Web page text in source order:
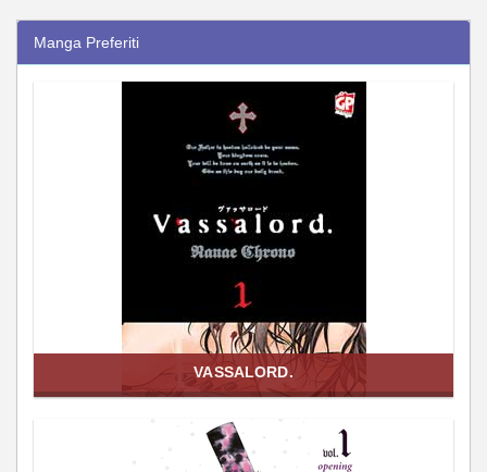
Manga Preferiti
VASSALORD.